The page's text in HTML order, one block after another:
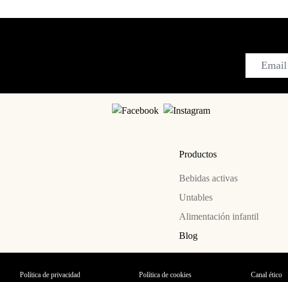
Productos
Bebidas activas
Untables
Alimentación infantil
Blog
Política de privacidad Política de cookies Canal ético